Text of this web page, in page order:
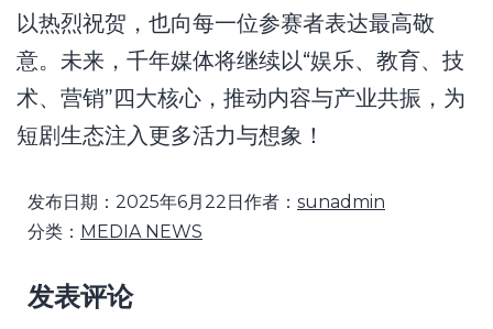
以热烈祝贺，也向每一位参赛者表达最高敬
意。未来，千年媒体将继续以“娱乐、教育、技
术、营销”四大核心，推动内容与产业共振，为
短剧生态注入更多活力与想象！
发布日期： 2025年6月22日作者： sunadmin
分类： MEDIA NEWS
发表评论